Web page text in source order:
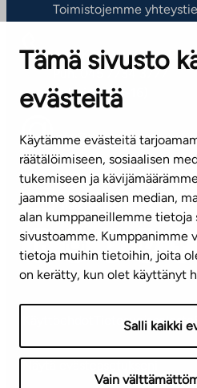
Tämä sivusto
evästeitä
Käytämme evästeitä
räätälöimiseen, sosiaalisen
tukemiseen ja
jaamme sosiaalisen median,
alan kumppaneillemme
sivustoamme. Kumppanimme
tietoja muihin tietoihin, joita
on kerätty, kun olet käyttänyt
Salli kaikki
Vain
Toimistojemme
Puh. 045 7734 3777
(arkisin klo 8-16)
info@ta.fi
Tilaa uutiskirje
Tietosuojaseloste